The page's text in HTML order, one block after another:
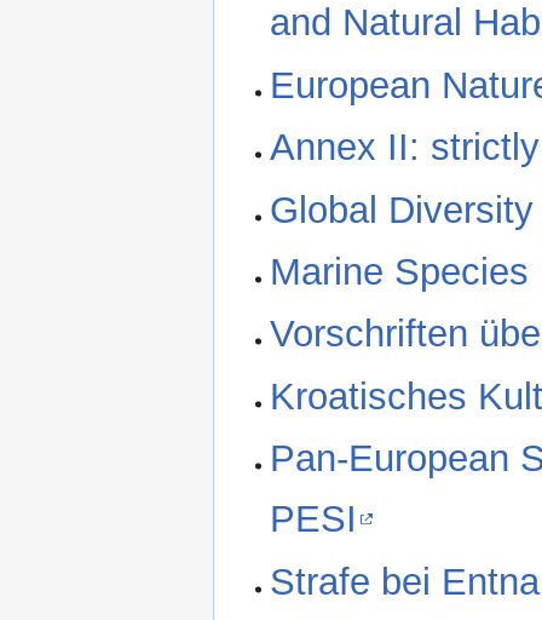
and Natural
European
Annex II:
Global
Marine
Vorschriften
Kroatisches
Pan-European
PESI
Strafe bei